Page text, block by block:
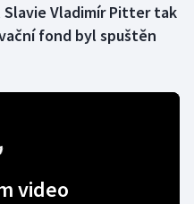
Slavie Vladimír Pitter tak
fond byl spuštěn
video